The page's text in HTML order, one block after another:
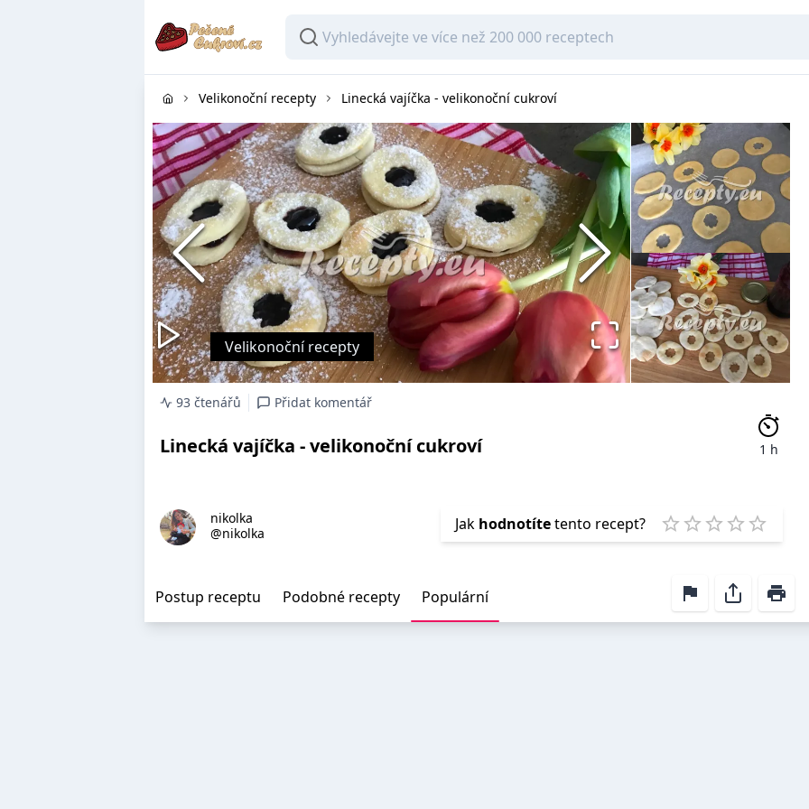
Velikonoční recepty Linecká vajíčka - velikonoční cukroví
Velikonoční recepty
93 čtenářů Přidat komentář
Linecká vajíčka - velikonoční cukroví 1 h
nikolka
@nikolka
Jak hodnotítetento recept?
1 Star
2 Stars
3 Stars
4 Stars
5
Postup receptu Podobné recepty Populární